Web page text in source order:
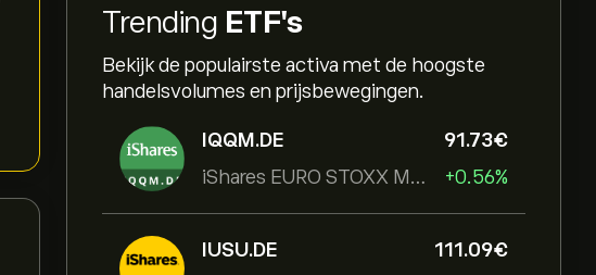
Trending ETF's
Bekijk de populairste activa met de hoogste
handelsvolumes en prijsbewegingen.
IQQM.DE
iShares EURO STOXX Mid UCITS ETF
91.73‎€‎
+0.56%
IUSU.DE
111.09‎€‎